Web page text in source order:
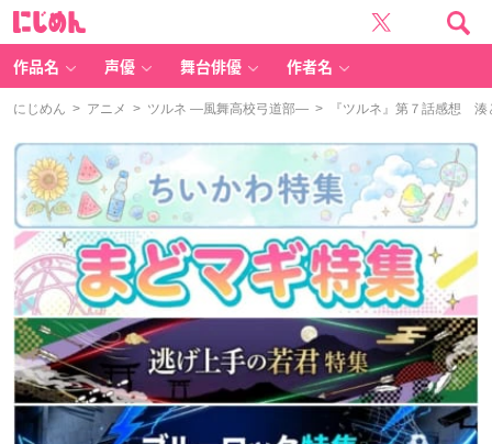
作品名 声優 舞台俳優 作者名
にじめん > アニメ > ツルネ ―風舞高校弓道部― > 『ツルネ』第７話感想 湊